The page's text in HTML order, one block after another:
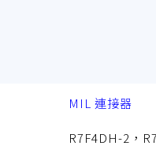
MIL 連接器
R7F4DH-2，